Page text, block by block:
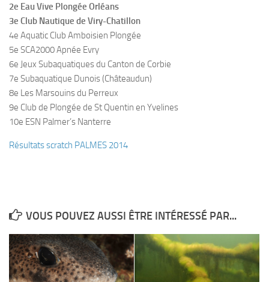
Guide de palanquée N4
Initiateur
Moniteur Fédéral
Organisation
Responsables
Sorties 2026
Sorties 2025
Sorties 2024
Sorties 2023
2e Eau Vive Plongée Orléans
3e Club Nautique de Viry-Chatillon
4e Aquatic Club Amboisien Plongée
5e SCA2000 Apnée Evry
6e Jeux Subaquatiques du Canton de Corbie
7e Subaquatique Dunois (Châteaudun)
8e Les Marsouins du Perreux
9e Club de Plongée de St Quentin en Yvelines
10e ESN Palmer’s Nanterre
Résultats scratch PALMES 2014
VOUS POUVEZ AUSSI ÊTRE INTÉRESSÉ PAR...